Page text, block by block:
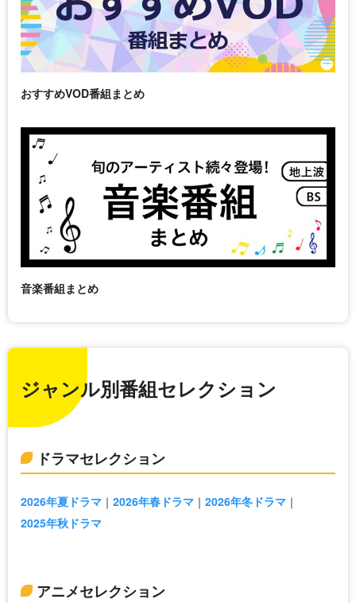
おすすめVOD番組まとめ
音楽番組まとめ
ジャンル別番組セレクション
ドラマセレクション
2026年夏ドラマ 2026年春ドラマ
2026年冬ドラマ
2025年秋ドラマ
アニメセレクション